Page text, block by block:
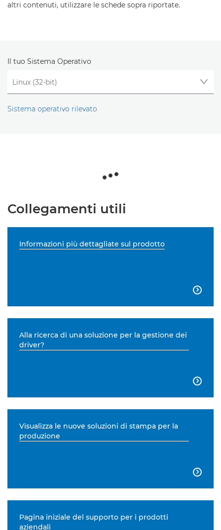
altri contenuti, utilizzare le schede sopra riportate.
Il tuo Sistema Operativo
Sistema operativo rilevato
Collegamenti utili
Informazioni più dettagliate sul prodotto

Alla ricerca di una soluzione per la gestione dei
driver?

Visualizza le nuove soluzioni di stampa per la
produzione

Pagina iniziale del supporto per i prodotti
aziendali